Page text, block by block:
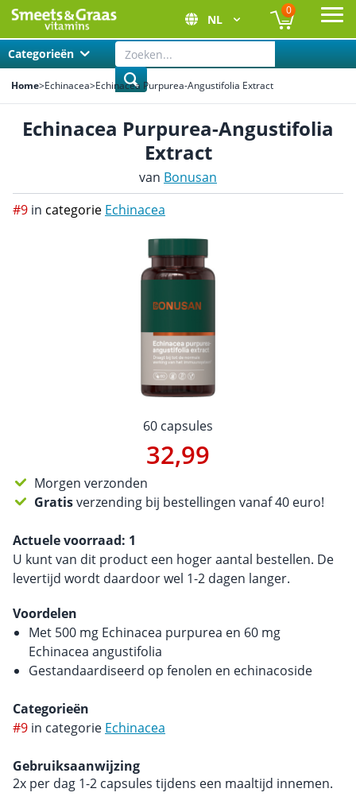
NL
0
Categorieën
Home>Echinacea>Echinacea Purpurea-Angustifolia Extract
Echinacea Purpurea-Angustifolia
Extract
van Bonusan
#9 in categorie Echinacea
60 capsules
32,99
Morgen verzonden
Gratisverzending bij bestellingen vanaf 40 euro!
Actuele voorraad: 1
U kunt van dit product een hoger aantal bestellen. De
levertijd wordt daardoor wel 1-2 dagen langer.
Voordelen
Met 500 mg Echinacea purpurea en 60 mg
Echinacea angustifolia
Gestandaardiseerd op fenolen en echinacoside
Categorieën
#9 in categorie Echinacea
Gebruiksaanwijzing
2x per dag 1-2 capsules tijdens een maaltijd innemen.